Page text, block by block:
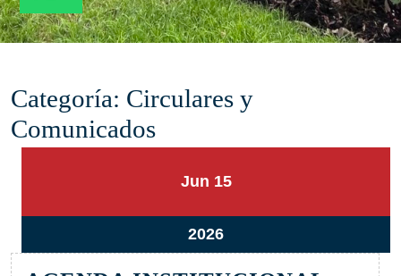
Categoría: Circulares y
Comunicados
Jun15
2026
1515
202615
junio,